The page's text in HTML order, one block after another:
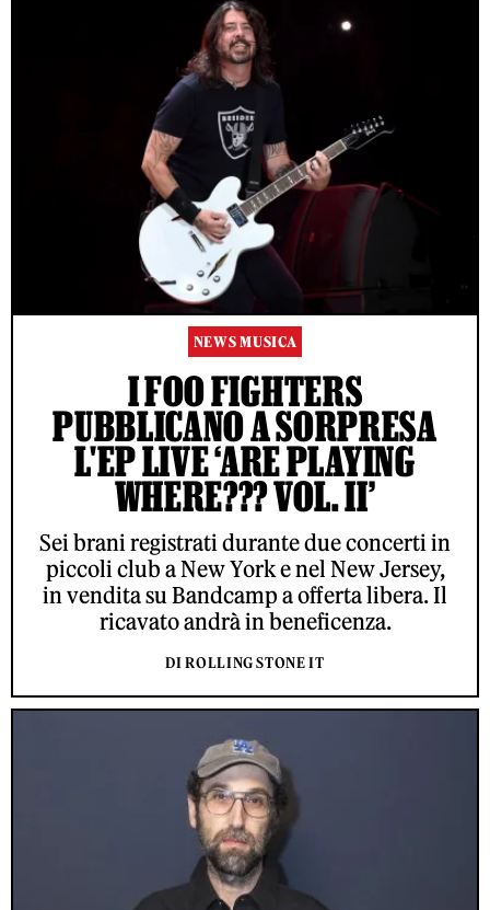
NEWS MUSICA
I FOO FIGHTERS
PUBBLICANO A SORPRESA
L'EP LIVE ‘ARE PLAYING
WHERE??? VOL. II’
Sei brani registrati durante due concerti in
piccoli club a New York e nel New Jersey,
in vendita su Bandcamp a offerta libera. Il
ricavato andrà in beneficenza.
DI ROLLING STONE IT